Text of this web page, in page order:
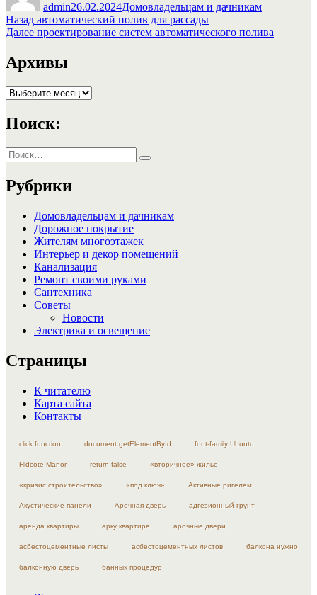
admin26.02.2024Домовладельцам и дачникам
Навигация
по
записям
Назад Предыдущая
запись:
автоматический полив для рассады
Далее Следующая
проектирование систем автоматического полива
Архивы
Архивы
Поиск:
Искать:
Поиск
Рубрики
Домовладельцам и дачникам
Дорожное покрытие
Жителям многоэтажек
Интерьер и декор помещений
Канализация
Ремонт своими руками
Сантехника
Советы
Новости
Электрика и освещение
Страницы
К читателю
Карта сайта
Контакты
click function document getElementById font-family Ubuntu
Hidcote Manor return false «вторичное» жилье
«кризис строительство» «под ключ» Активные ригелем
Акустические панели Арочная дверь адгезионный грунт
аренда квартиры арку квартире арочные двери
асбестоцементные листы асбестоцементных листов балкона нужно
балконную дверь банных процедур